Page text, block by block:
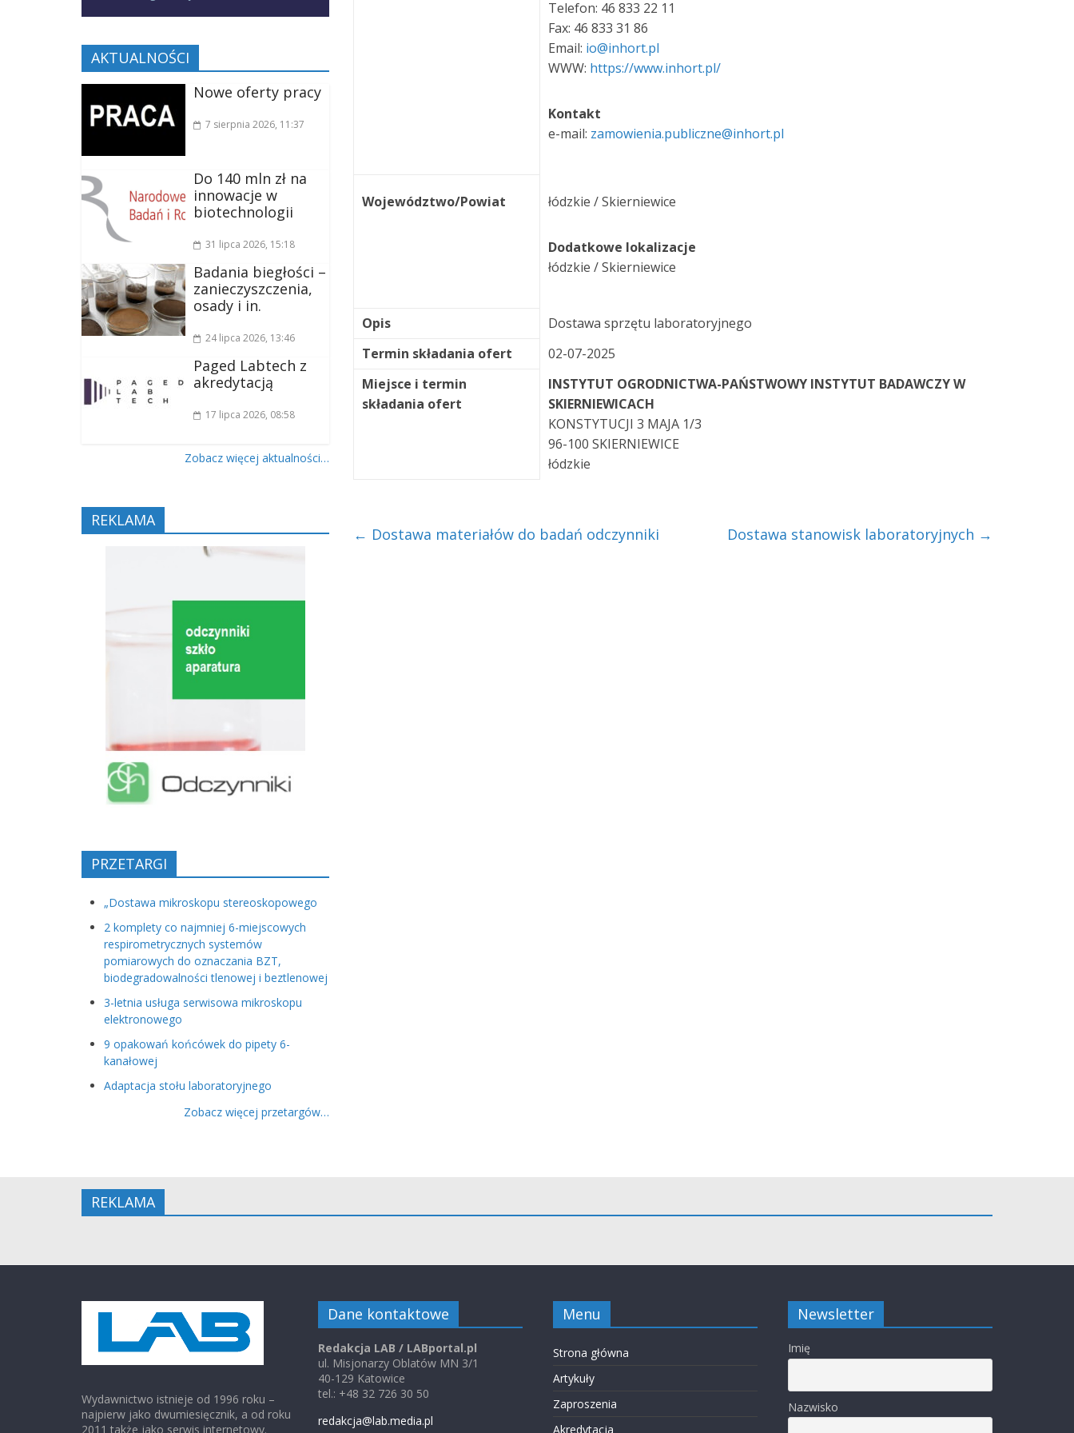
Telefon: 46 833 22 11
Fax: 46 833 31 86
Email: io@inhort.pl
WWW: https://www.inhort.pl/
Kontakt
e-mail: zamowienia.publiczne@inhort.pl
Województwo/Powiat łódzkie / Skierniewice
Dodatkowe lokalizacje
łódzkie / Skierniewice
Opis
Dostawa sprzętu laboratoryjnego
Termin składania ofert
02-07-2025
Miejsce i termin
składania ofert
INSTYTUT OGRODNICTWA-PAŃSTWOWY INSTYTUT BADAWCZY W
SKIERNIEWICACH
KONSTYTUCJI 3 MAJA 1/3
96-100 SKIERNIEWICE
łódzkie
← Dostawa materiałów do badań odczynniki Dostawa stanowisk laboratoryjnych →
AKTUALNOŚCI
Nowe oferty pracy
7 sierpnia 2026, 11:37
Do 140 mln zł na
innowacje w
biotechnologii
31 lipca 2026, 15:18
Badania biegłości –
zanieczyszczenia,
osady i in.
24 lipca 2026, 13:46
Paged Labtech z
akredytacją
17 lipca 2026, 08:58
Zobacz więcej aktualności…
REKLAMA
PRZETARGI
„Dostawa mikroskopu stereoskopowego
2 komplety co najmniej 6-miejscowych
respirometrycznych systemów
pomiarowych do oznaczania BZT,
biodegradowalności tlenowej i beztlenowej
3-letnia usługa serwisowa mikroskopu
elektronowego
9 opakowań końcówek do pipety 6-
kanałowej
Adaptacja stołu laboratoryjnego
Zobacz więcej przetargów…
REKLAMA
Wydawnictwo istnieje od 1996 roku –
najpierw jako dwumiesięcznik, a od roku
2011 także jako serwis internetowy.
Dane kontaktowe
Redakcja LAB / LABportal.pl
ul. Misjonarzy Oblatów MN 3/1
40-129 Katowice
tel.: +48 32 726 30 50
redakcja@lab.media.pl
Menu
Strona główna
Artykuły
Zaproszenia
Akredytacja
Newsletter
Imię
Nazwisko